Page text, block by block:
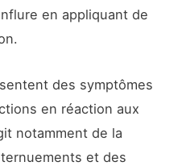
en appliquant de
des symptômes
en réaction aux
notamment de la
et des